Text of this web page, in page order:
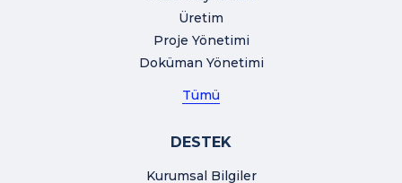
Üretim
Proje Yönetimi
Doküman Yönetimi
Tümü
DESTEK
Kurumsal Bilgiler